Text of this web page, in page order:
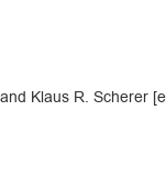
Klaus R. Scherer